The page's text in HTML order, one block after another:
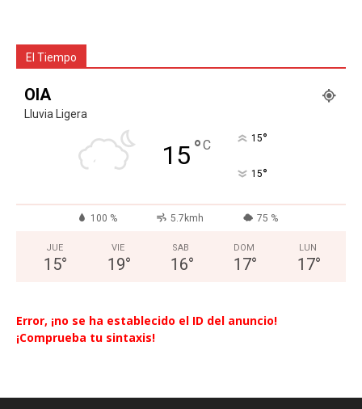
El Tiempo
OIA
Lluvia Ligera
15°C 15°
15°
100 % 5.7kmh 75 %
JUE
15°
VIE
19°
SAB
16°
DOM
17°
LUN
17°
Error, ¡no se ha establecido el ID del anuncio!
¡Comprueba tu sintaxis!